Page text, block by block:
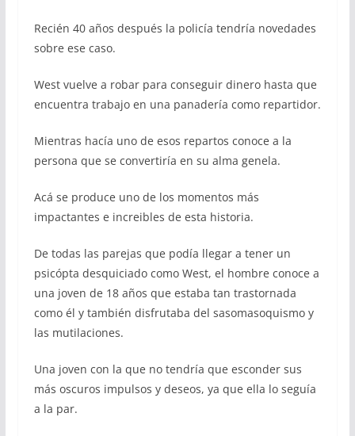
Recién 40 años después la policía tendría novedades
sobre ese caso.
West vuelve a robar para conseguir dinero hasta que
encuentra trabajo en una panadería como repartidor.
Mientras hacía uno de esos repartos conoce a la
persona que se convertiría en su alma genela.
Acá se produce uno de los momentos más
impactantes e increibles de esta historia.
De todas las parejas que podía llegar a tener un
psicópta desquiciado como West, el hombre conoce a
una joven de 18 años que estaba tan trastornada
como él y también disfrutaba del sasomasoquismo y
las mutilaciones.
Una joven con la que no tendría que esconder sus
más oscuros impulsos y deseos, ya que ella lo seguía
a la par.